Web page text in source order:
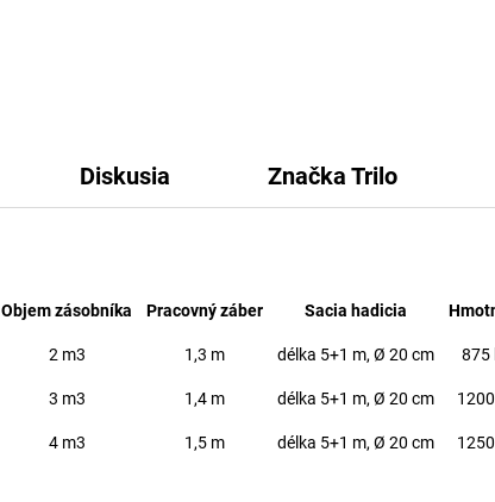
Diskusia Značka Trilo
Objem zásobníka Pracovný záber Sacia hadicia
2 m3 1,3 m délka 5+1 m, Ø 20 cm 875
3 m3 1,4 m délka 5+1 m, Ø 20 cm
4 m3 1,5 m délka 5+1 m, Ø 20 cm